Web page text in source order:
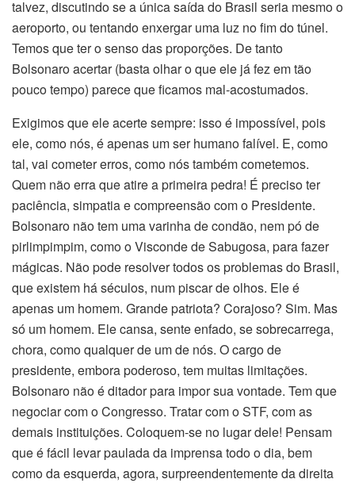
talvez, discutindo se a única saída do Brasil seria mesmo o
aeroporto, ou tentando enxergar uma luz no fim do túnel.
Temos que ter o senso das proporções. De tanto
Bolsonaro acertar (basta olhar o que ele já fez em tão
pouco tempo) parece que ficamos mal-acostumados.
Exigimos que ele acerte sempre: isso é impossível, pois
ele, como nós, é apenas um ser humano falível. E, como
tal, vai cometer erros, como nós também cometemos.
Quem não erra que atire a primeira pedra! É preciso ter
paciência, simpatia e compreensão com o Presidente.
Bolsonaro não tem uma varinha de condão, nem pó de
pirlimpimpim, como o Visconde de Sabugosa, para fazer
mágicas. Não pode resolver todos os problemas do Brasil,
que existem há séculos, num piscar de olhos. Ele é
apenas um homem. Grande patriota? Corajoso? Sim. Mas
só um homem. Ele cansa, sente enfado, se sobrecarrega,
chora, como qualquer de um de nós. O cargo de
presidente, embora poderoso, tem muitas limitações.
Bolsonaro não é ditador para impor sua vontade. Tem que
negociar com o Congresso. Tratar com o STF, com as
demais instituições. Coloquem-se no lugar dele! Pensam
que é fácil levar paulada da imprensa todo o dia, bem
como da esquerda, agora, surpreendentemente da direita